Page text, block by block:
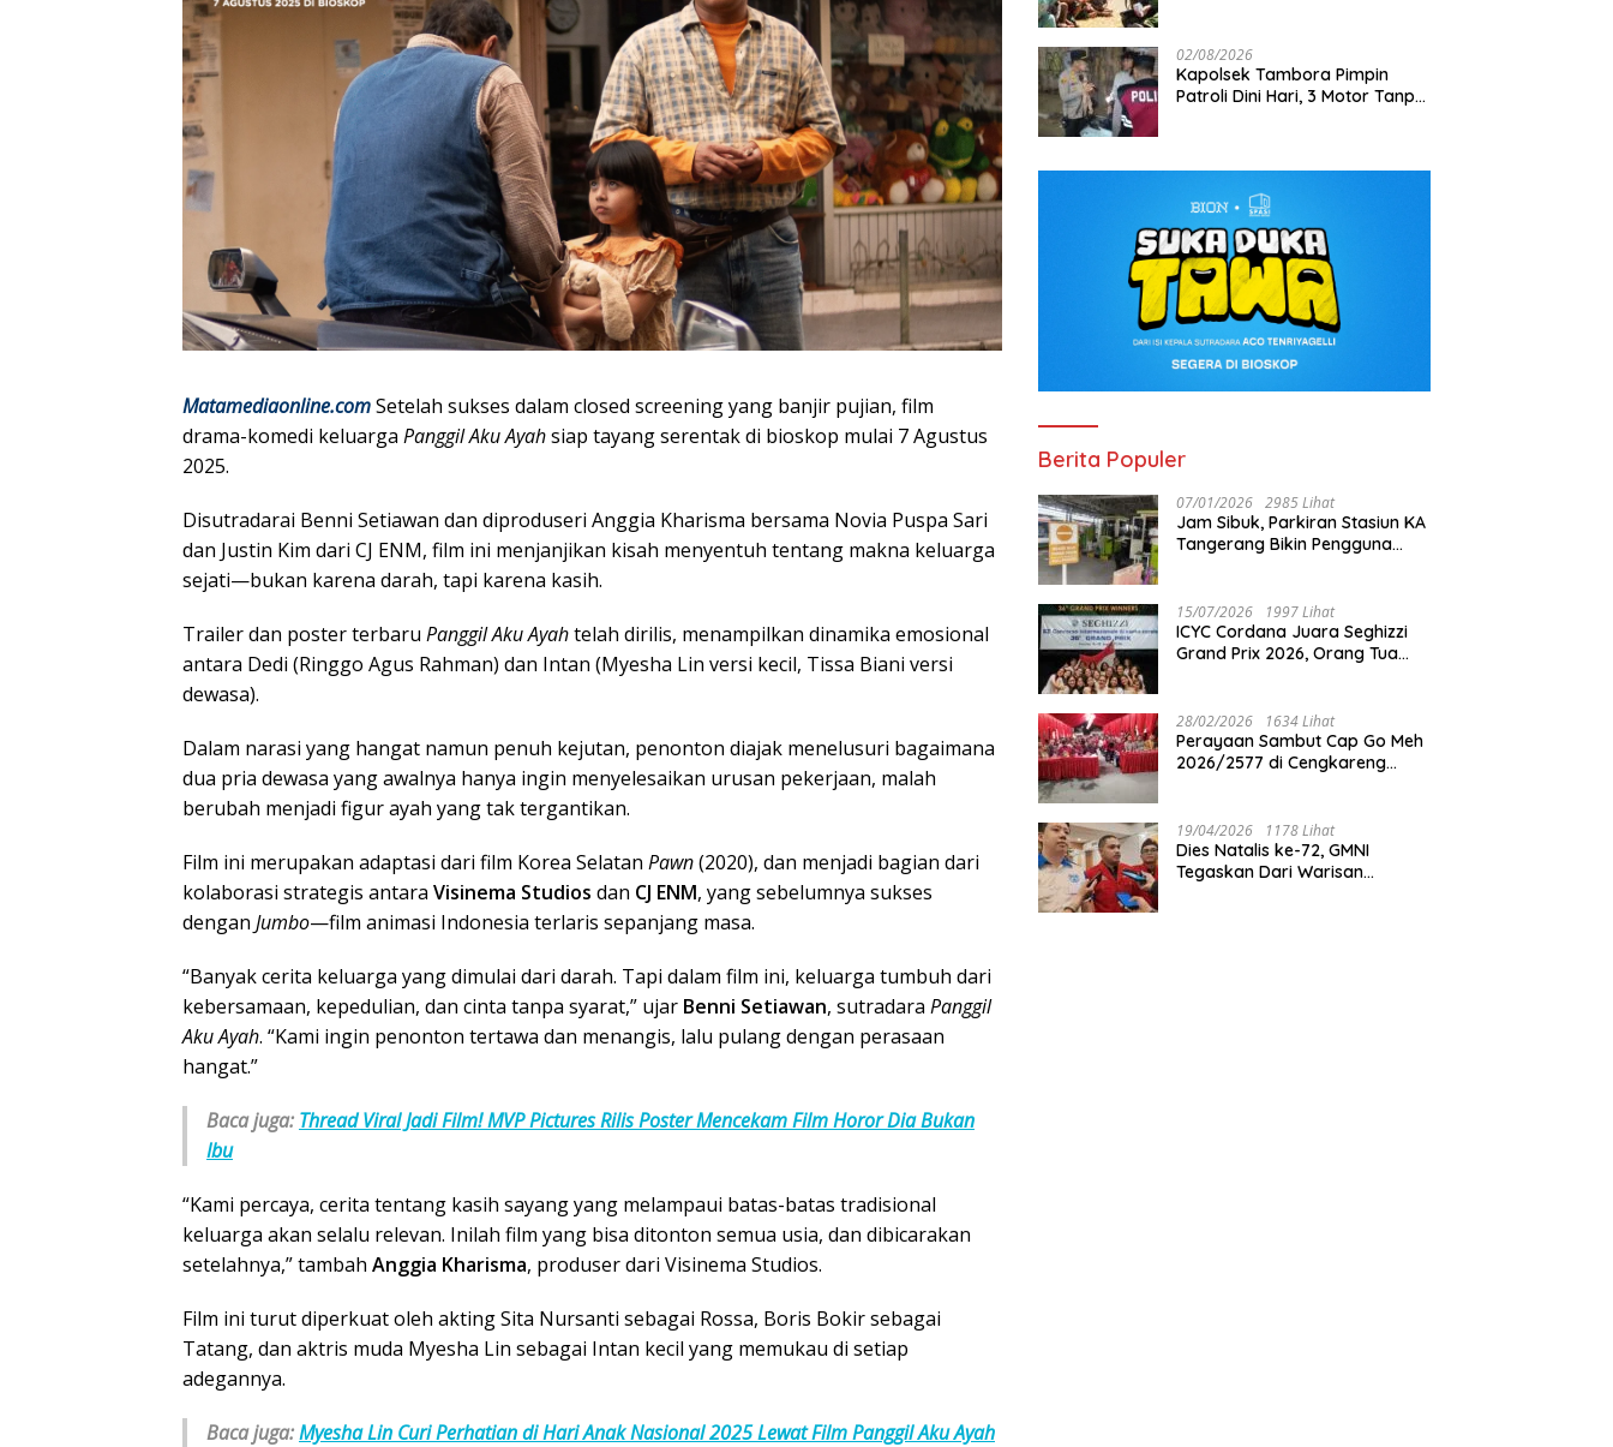
Matamediaonline.comSetelah sukses dalam closed screening yang banjir pujian, film
drama-komedi keluarga Panggil Aku Ayahsiap tayang serentak di bioskop mulai 7 Agustus
2025.
Disutradarai Benni Setiawan dan diproduseri Anggia Kharisma bersama Novia Puspa Sari
dan Justin Kim dari CJ ENM, film ini menjanjikan kisah menyentuh tentang makna keluarga
sejati—bukan karena darah, tapi karena kasih.
Trailer dan poster terbaru Panggil Aku Ayahtelah dirilis, menampilkan dinamika emosional
antara Dedi (Ringgo Agus Rahman) dan Intan (Myesha Lin versi kecil, Tissa Biani versi
dewasa).
Dalam narasi yang hangat namun penuh kejutan, penonton diajak menelusuri bagaimana
dua pria dewasa yang awalnya hanya ingin menyelesaikan urusan pekerjaan, malah
berubah menjadi figur ayah yang tak tergantikan.
Film ini merupakan adaptasi dari film Korea Selatan Pawn(2020), dan menjadi bagian dari
kolaborasi strategis antara Visinema Studios dan CJ ENM, yang sebelumnya sukses
dengan Jumbo—film animasi Indonesia terlaris sepanjang masa.
“Banyak cerita keluarga yang dimulai dari darah. Tapi dalam film ini, keluarga tumbuh dari
kebersamaan, kepedulian, dan cinta tanpa syarat,” ujar Benni Setiawan, sutradara Panggil
Aku Ayah. “Kami ingin penonton tertawa dan menangis, lalu pulang dengan perasaan
hangat.”
Baca juga: Thread Viral Jadi Film! MVP Pictures Rilis Poster Mencekam Film Horor Dia Bukan
Ibu
“Kami percaya, cerita tentang kasih sayang yang melampaui batas-batas tradisional
keluarga akan selalu relevan. Inilah film yang bisa ditonton semua usia, dan dibicarakan
setelahnya,” tambah Anggia Kharisma, produser dari Visinema Studios.
Film ini turut diperkuat oleh akting Sita Nursanti sebagai Rossa, Boris Bokir sebagai
Tatang, dan aktris muda Myesha Lin sebagai Intan kecil yang memukau di setiap
adegannya.
Baca juga:Myesha Lin Curi Perhatian di Hari Anak Nasional 2025 Lewat Film Panggil Aku Ayah
02/08/2026
Kapolsek Tambora Pimpin
Patroli Dini Hari, 3 Motor Tanpa
Berita Populer
07/01/2026 2985 Lihat
Jam Sibuk, Parkiran Stasiun KA
Tangerang Bikin Pengguna
15/07/2026 1997 Lihat
ICYC Cordana Juara Seghizzi
Grand Prix 2026, Orang Tua
Indonesia
28/02/2026 1634 Lihat
Perayaan Sambut Cap Go Meh
2026/2577 di Cengkareng
Harmoni
19/04/2026 1178 Lihat
Dies Natalis ke-72, GMNI
Tegaskan Dari Warisan